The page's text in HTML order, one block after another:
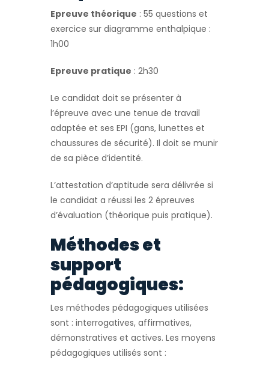
Epreuve théorique : 55 questions et
exercice sur diagramme enthalpique :
1h00
Epreuve pratique : 2h30
Le candidat doit se présenter à
l’épreuve avec une tenue de travail
adaptée et ses EPI (gans, lunettes et
chaussures de sécurité). Il doit se munir
de sa pièce d’identité.
L’attestation d’aptitude sera délivrée si
le candidat a réussi les 2 épreuves
d’évaluation (théorique puis pratique).
Méthodes et
support
pédagogiques:
Les méthodes pédagogiques utilisées
sont : interrogatives, affirmatives,
démonstratives et actives. Les moyens
pédagogiques utilisés sont :